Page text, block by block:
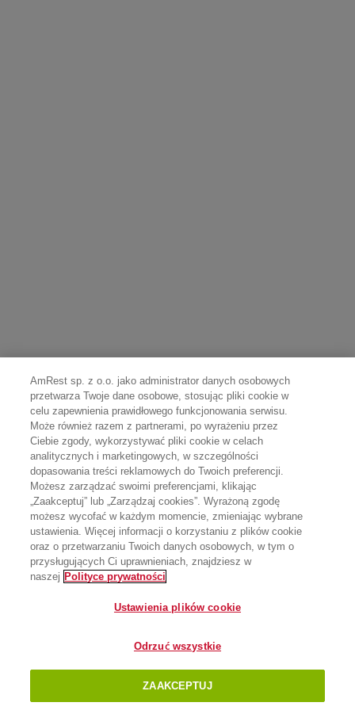
AmRest sp. z o.o. jako administrator danych osobowych
przetwarza Twoje dane osobowe, stosując pliki cookie w
celu zapewnienia prawidłowego funkcjonowania serwisu.
Może również razem z partnerami, po wyrażeniu przez
Ciebie zgody, wykorzystywać pliki cookie w celach
analitycznych i marketingowych, w szczególności
dopasowania treści reklamowych do Twoich preferencji.
Możesz zarządzać swoimi preferencjami, klikając
„Zaakceptuj” lub „Zarządzaj cookies”. Wyrażoną zgodę
możesz wycofać w każdym momencie, zmieniając wybrane
ustawienia. Więcej informacji o korzystaniu z plików cookie
oraz o przetwarzaniu Twoich danych osobowych, w tym o
przysługujących Ci uprawnieniach, znajdziesz w
naszej Polityce prywatności
Ustawienia plików cookie
Odrzuć wszystkie
ZAAKCEPTUJ